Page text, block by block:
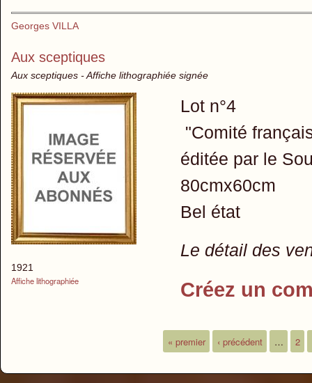
Georges VILLA
Aux sceptiques
Aux sceptiques - Affiche lithographiée signée
1921
Affiche lithographiée
Lot n°4
"Comité
éditée par le
80cmx60cm
Bel état
Le détail des
Créez un
« premier ‹ précédent … 2